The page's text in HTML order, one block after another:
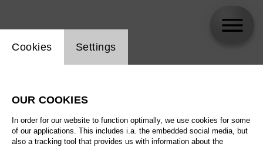
All artistic fields
All locations
Website cookie setting
Cookies Settings
OUR COOKIES
In order for our website to function optimally, we use cookies for some
of our applications. This includes i.a. the embedded social media, but
also a tracking tool that provides us with information about the